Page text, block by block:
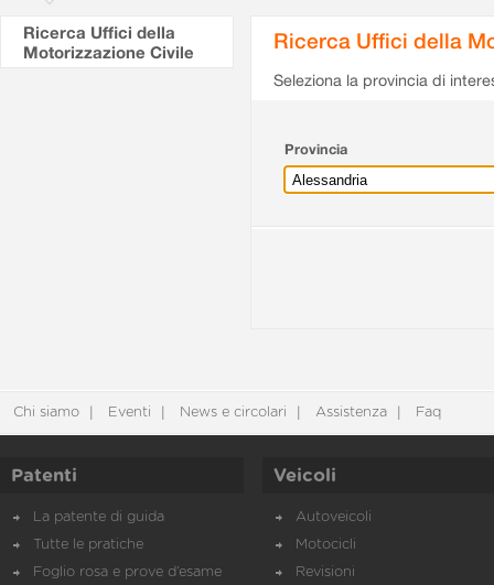
Ricerca Uffici della
Motorizzazione Civile
Ricerca Uffici della
Seleziona la provincia di
Provincia
Chi siamo Eventi News e circolari Assistenza Faq
Patenti
La patente di guida
Tutte le pratiche
Foglio rosa e prove d’esame
Veicoli
Autoveicoli
Motocicli
Revisioni